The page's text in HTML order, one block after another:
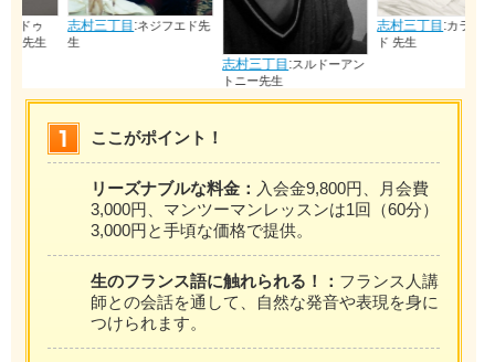
志村三丁目:ネジフエド先
生
志村三丁目:スルドーアン
トニー先生
志村三丁目:カランスダビ
ド 先生
ここがポイント！
リーズナブルな料金： 入会金9,800円、月会費
3,000円、マンツーマンレッスンは1回（60分）
3,000円と手頃な価格で提供。
生のフランス語に触れられる！： フランス人講
師との会話を通して、自然な発音や表現を身に
つけられます。